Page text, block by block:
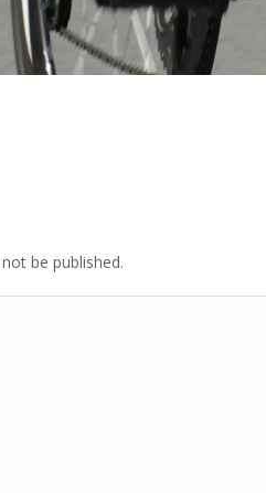
be published.